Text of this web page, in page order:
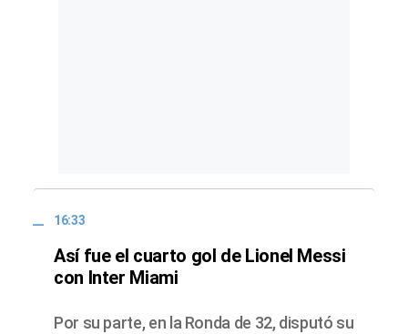
16:33
Así fue el cuarto gol de Lionel Messi
con Inter Miami
Por su parte, en la Ronda de 32, disputó su